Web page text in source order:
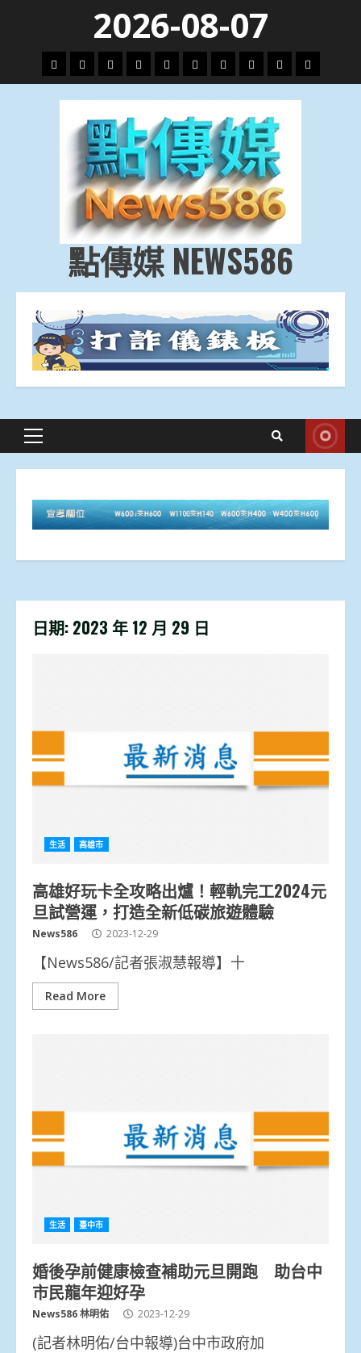
content
2026-08-07
頭
條
財
經
地
方.
會
文
教.
技
專
題
娛
樂
劇
政
治
國
際
運
動
生
活
點傳媒 NEWS586
Primary
日期: 2023 年 12 月 29 日
生活 高雄市
高雄好玩卡全攻略出爐！輕軌完工2024元
旦試營運，打造全新低碳旅遊體驗
News586 2023-12-29
【News586/記者張淑慧報導】十
Read More
生活 臺中市
婚後孕前健康檢查補助元旦開跑 助台中
市民龍年迎好孕
News586 林明佑 2023-12-29
(記者林明佑/台中報導)台中市政府加